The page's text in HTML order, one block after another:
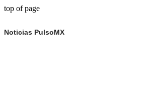
top of page
Noticias PulsoMX